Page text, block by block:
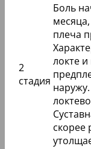
2
стадия
Боль
плеча
локте
скорее